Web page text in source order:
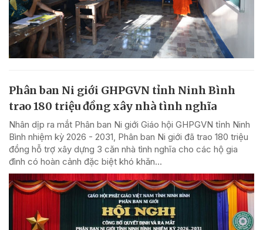
Phân ban Ni giới GHPGVN tỉnh Ninh Bình
trao 180 triệu đồng xây nhà tình nghĩa
Nhân dịp ra mắt Phân ban Ni giới Giáo hội GHPGVN tỉnh Ninh
Bình nhiệm kỳ 2026 - 2031, Phân ban Ni giới đã trao 180 triệu
đồng hỗ trợ xây dựng 3 căn nhà tình nghĩa cho các hộ gia
đình có hoàn cảnh đặc biệt khó khăn...